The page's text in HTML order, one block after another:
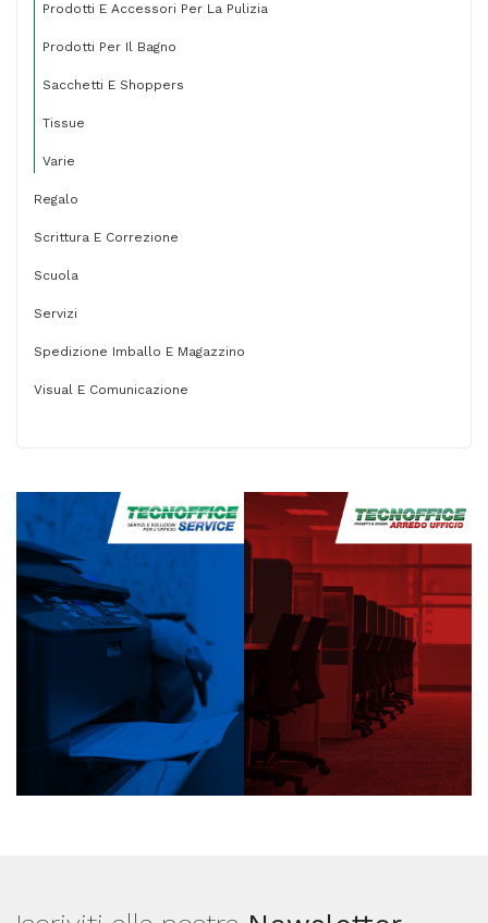
Prodotti E Accessori Per La Pulizia
Prodotti Per Il Bagno
Sacchetti E Shoppers
Tissue
Varie
Regalo
Scrittura E Correzione
Scuola
Servizi
Spedizione Imballo E Magazzino
Visual E Comunicazione